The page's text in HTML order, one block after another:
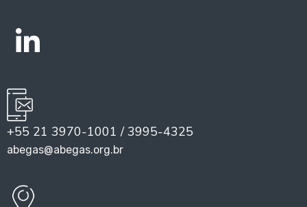
+55 21 3970-1001 / 3995-4325
abegas@abegas.org.br